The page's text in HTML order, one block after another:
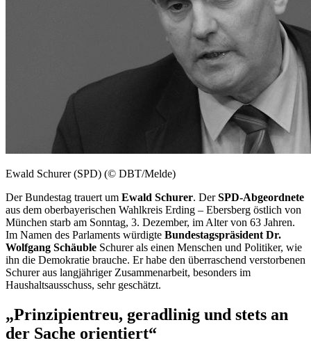
Ewald Schurer (SPD) (© DBT/Melde)
Der Bundestag trauert um Ewald Schurer. DerSPD-Abgeordnete
aus dem oberbayerischen Wahlkreis Erding – Ebersberg östlich von
München starb am Sonntag, 3. Dezember, im Alter von 63 Jahren.
Im Namen des Parlaments würdigte Bundestagspräsident Dr.
Wolfgang Schäuble Schurer als einen Menschen und Politiker, wie
ihn die Demokratie brauche. Er habe den überraschend verstorbenen
Schurer aus langjähriger Zusammenarbeit, besonders im
Haushaltsausschuss, sehr geschätzt.
„Prinzipientreu, geradlinig und stets an
der Sache orientiert“